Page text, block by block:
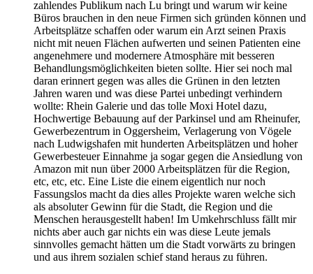
zahlendes Publikum nach Lu bringt und warum wir keine
Büros brauchen in den neue Firmen sich gründen können und
Arbeitsplätze schaffen oder warum ein Arzt seinen Praxis
nicht mit neuen Flächen aufwerten und seinen Patienten eine
angenehmere und modernere Atmosphäre mit besseren
Behandlungsmöglichkeiten bieten sollte. Hier sei noch mal
daran erinnert gegen was alles die Grünen in den letzten
Jahren waren und was diese Partei unbedingt verhindern
wollte: Rhein Galerie und das tolle Moxi Hotel dazu,
Hochwertige Bebauung auf der Parkinsel und am Rheinufer,
Gewerbezentrum in Oggersheim, Verlagerung von Vögele
nach Ludwigshafen mit hunderten Arbeitsplätzen und hoher
Gewerbesteuer Einnahme ja sogar gegen die Ansiedlung von
Amazon mit nun über 2000 Arbeitsplätzen für die Region,
etc, etc, etc. Eine Liste die einem eigentlich nur noch
Fassungslos macht da dies alles Projekte waren welche sich
als absoluter Gewinn für die Stadt, die Region und die
Menschen herausgestellt haben! Im Umkehrschluss fällt mir
nichts aber auch gar nichts ein was diese Leute jemals
sinnvolles gemacht hätten um die Stadt vorwärts zu bringen
und aus ihrem sozialen schief stand heraus zu führen.